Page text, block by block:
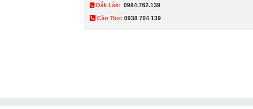
Đắk Lắk: 0984.762.139
Cần Thơ:0938 704 139​